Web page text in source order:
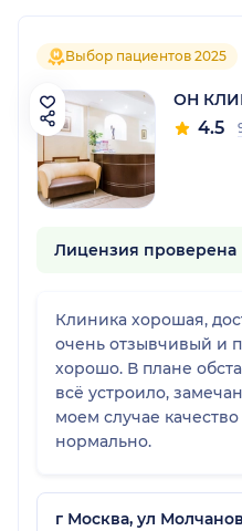
Выбор пациентов 2025
ОН
4.5
Лицензия проверена
Клиника хорошая,
очень отзывчивый и
хорошо. В плане
всё устроило,
моем случае качество
нормально.
г Москва, ул